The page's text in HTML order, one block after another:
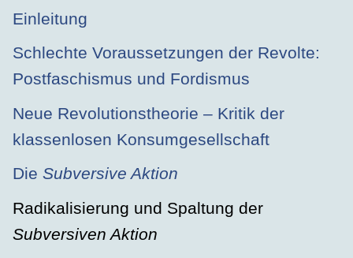
Einleitung
Schlechte Voraussetzungen der Revolte:
Postfaschismus und Fordismus
Neue Revolutionstheorie – Kritik der
klassenlosen Konsumgesellschaft
Die Subversive Aktion
Radikalisierung und Spaltung der
Subversiven Aktion